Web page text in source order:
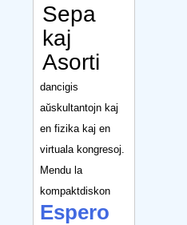
Sepa
kaj
Asorti
dancigis
aŭskultantojn kaj
en fizika kaj en
virtuala kongresoj.
Mendu la
kompaktdiskon
Espero